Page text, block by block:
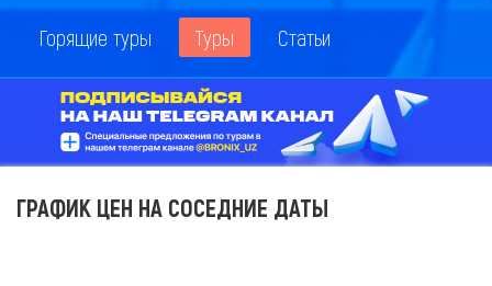
Горящие туры Туры Статьи
ГРАФИК ЦЕН НА СОСЕДНИЕ ДАТЫ